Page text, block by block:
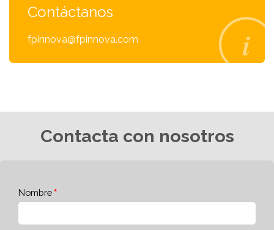
Contáctanos
fpinnova@fpinnova.com
Contacta con nosotros
Nombre